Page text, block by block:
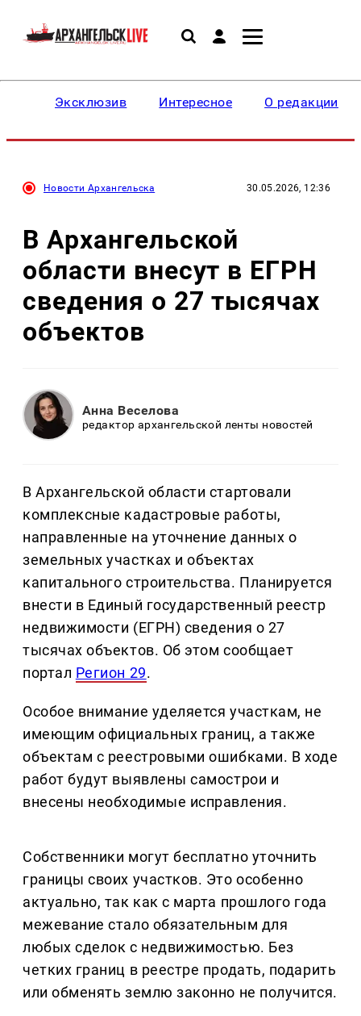
Эксклюзив Интересное О редакции
Новости Архангельска 30.05.2026, 12:36
В Архангельской
области внесут в ЕГРН
сведения о 27 тысячах
объектов
Анна Веселова
редактор архангельской ленты новостей
В Архангельской области стартовали
комплексные кадастровые работы,
направленные на уточнение данных о
земельных участках и объектах
капитального строительства. Планируется
внести в Единый государственный реестр
недвижимости (ЕГРН) сведения о 27
тысячах объектов. Об этом сообщает
портал Регион 29.
Особое внимание уделяется участкам, не
имеющим официальных границ, а также
объектам с реестровыми ошибками. В ходе
работ будут выявлены самострои и
внесены необходимые исправления.
Собственники могут бесплатно уточнить
границы своих участков. Это особенно
актуально, так как с марта прошлого года
межевание стало обязательным для
любых сделок с недвижимостью. Без
четких границ в реестре продать, подарить
или обменять землю законно не получится.